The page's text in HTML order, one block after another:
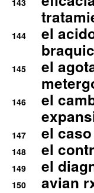
143
144
el
145
el
146
el
147 el
148 el
149 el
150
avian